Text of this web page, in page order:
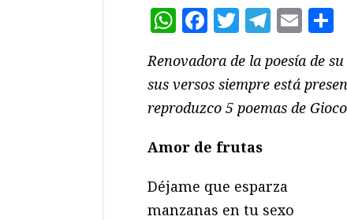
WhatsApp
Facebook
Twitter
Renovadora de la poesía de
sus versos siempre está
reproduzco 5 poemas de
Amor de frutas
Déjame que esparza
manzanas en tu sexo